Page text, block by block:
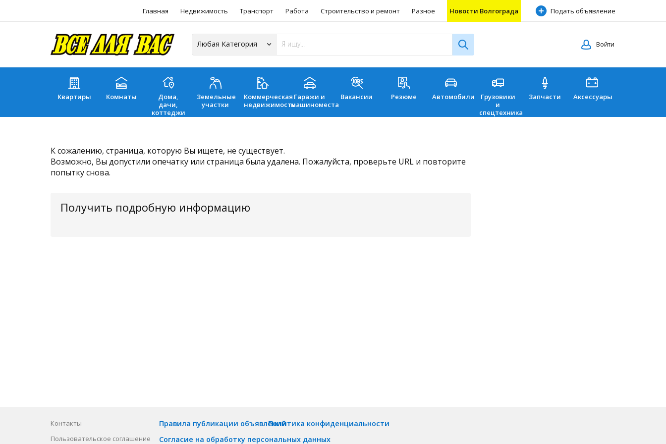
Главная Недвижимость Транспорт Работа Строительство и ремонт Разное Новости Волгограда Подать объявление
Войти
Квартиры Комнаты
Дома,
дачи,
коттеджи
Земельные
участки
Коммерческая
недвижимость
Гаражи и
машиноместа
Вакансии Резюме Автомобили
Грузовики
и
спецтехника
Запчасти Аксессуары
К сожалению, страница, которую Вы ищете, не существует.
Возможно, Вы допустили опечатку или страница была удалена. Пожалуйста, проверьте URL и повторите
попытку снова.
Получить подробную информацию
Контакты
Пользовательское соглашение
Правила публикации объявлений
Согласие на обработку персональных данных
Политика конфиденциальности